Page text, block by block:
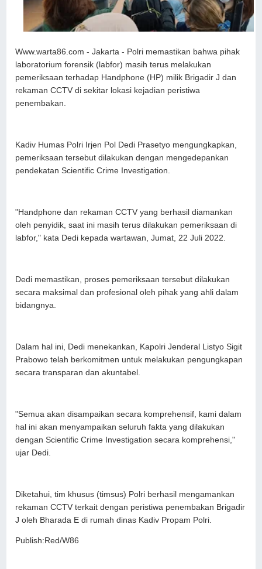
Www.warta86.com - Jakarta - Polri memastikan bahwa pihak
laboratorium forensik (labfor) masih terus melakukan
pemeriksaan terhadap Handphone (HP) milik Brigadir J dan
rekaman CCTV di sekitar lokasi kejadian peristiwa
penembakan.
Kadiv Humas Polri Irjen Pol Dedi Prasetyo mengungkapkan,
pemeriksaan tersebut dilakukan dengan mengedepankan
pendekatan Scientific Crime Investigation.
"Handphone dan rekaman CCTV yang berhasil diamankan
oleh penyidik, saat ini masih terus dilakukan pemeriksaan di
labfor," kata Dedi kepada wartawan, Jumat, 22 Juli 2022.
Dedi memastikan, proses pemeriksaan tersebut dilakukan
secara maksimal dan profesional oleh pihak yang ahli dalam
bidangnya.
Dalam hal ini, Dedi menekankan, Kapolri Jenderal Listyo Sigit
Prabowo telah berkomitmen untuk melakukan pengungkapan
secara transparan dan akuntabel.
"Semua akan disampaikan secara komprehensif, kami dalam
hal ini akan menyampaikan seluruh fakta yang dilakukan
dengan Scientific Crime Investigation secara komprehensi,"
ujar Dedi.
Diketahui, tim khusus (timsus) Polri berhasil mengamankan
rekaman CCTV terkait dengan peristiwa penembakan Brigadir
J oleh Bharada E di rumah dinas Kadiv Propam Polri.
Publish:Red/W86